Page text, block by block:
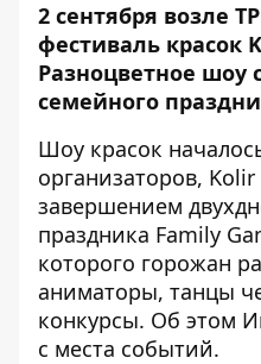
2 сентября возле
фестиваль красок
Разноцветное шоу
семейного
Шоу красок
организаторов, Kolir
завершением
праздника Family
которого горожан
аниматоры, танцы
конкурсы. Об этом
с места событий.